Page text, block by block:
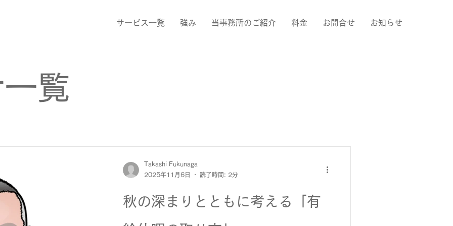
サービス一覧 強み 当事務所のご紹介 料金 お問合せ お知らせ
覧
秋の深まりとともに考える「有
Takashi Fukunaga
2025年11月6日
読了時間: 2分